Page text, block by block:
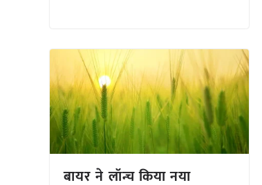
बायर ने लॉन्च किया नया